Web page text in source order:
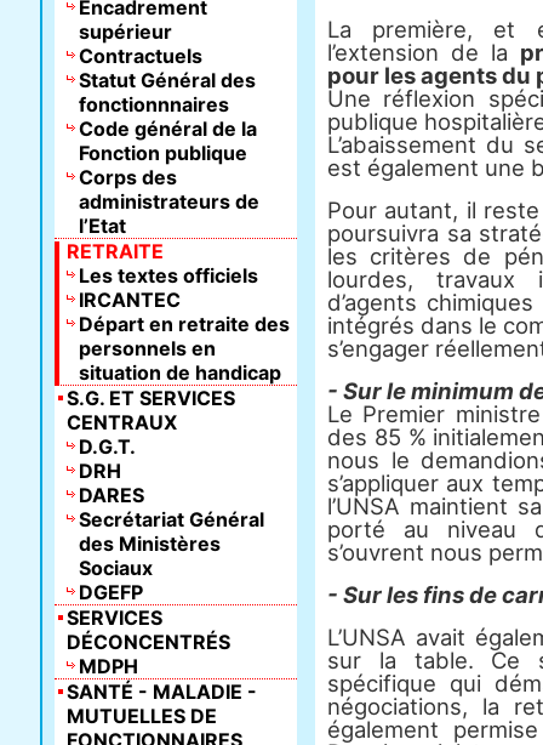
La première, et
l’extension de la
pour les agents du
Une réflexion
publique
L’abaissement du
est également une
Pour autant, il
poursuivra sa
les critères de
lourdes, travaux
d’agents
intégrés dans le
s’engager
- Sur le minimum
Le Premier
des 85 %
nous le
s’appliquer aux
l’UNSA maintient
porté au niveau
s’ouvrent nous
- Sur les fins de
L’UNSA avait
sur la table. Ce
spécifique qui
négociations, la
également
Encadrement
supérieur
Contractuels
Statut Général des
fonctionnnaires
Code général de la
Fonction publique
Corps des
administrateurs de
l’Etat
RETRAITE
Les textes officiels
IRCANTEC
Départ en retraite des
personnels en
situation de handicap
S.G. ET SERVICES
CENTRAUX
D.G.T.
DRH
DARES
Secrétariat Général
des Ministères
Sociaux
DGEFP
SERVICES
DÉCONCENTRÉS
MDPH
SANTÉ - MALADIE -
MUTUELLES DE
FONCTIONNAIRES